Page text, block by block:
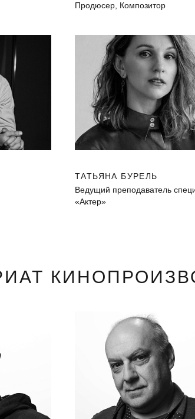
Продюсер, Композитор
ТАТЬЯНА БУРЕЛЬ
Ведущий преподаватель
«Актер»